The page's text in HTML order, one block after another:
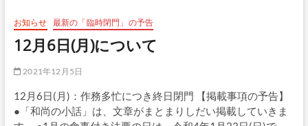
付
き
法
の
お知らせ 最新の「臨時閉門」の予告
12月6日(月)について
2021年12月5日
12月6日(月)：作務多忙につき終日閉門 【掲載事項の予告】
●「和尚の小話」は、文章がまとまりしだい掲載していきま